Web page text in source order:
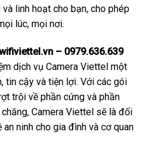
linh hoạt cho bạn, cho phép
lúc, mọi nơi.
– 0979.636.639
dịch vụ Camera Viettel một
tin cậy và tiện lợi. Với các gói
trội về phần cứng và phần
Camera Viettel sẽ là đối
ninh cho gia đình và cơ quan